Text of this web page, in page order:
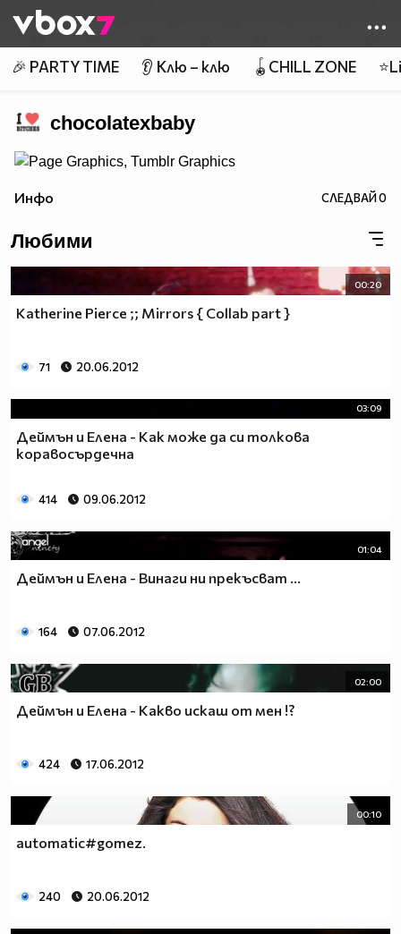
👾
🎉 PARTY TIME 👂 Клю – клю 🪀CHILL ZONE
chocolatexbaby
Инфо СЛЕДВАЙ0
Любими
00:20
Katherine Pierce ;; Mirrors { Collab part }
71 20.06.2012
03:09
Деймън и Елена - Как може да си толкова
коравосърдечна
414 09.06.2012
01:04
Деймън и Елена - Винаги ни прекъсват ...
164 07.06.2012
02:00
Деймън и Елена - Какво искаш от мен !?
424 17.06.2012
00:10
automatic#gomez.
240 20.06.2012